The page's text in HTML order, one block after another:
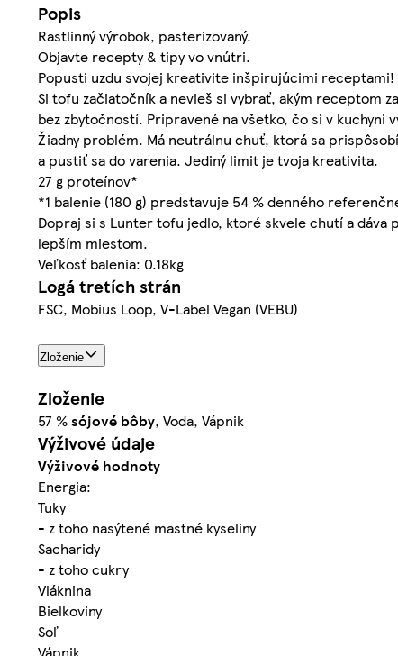
Popis
Rastlinný výrobok, pasterizovaný.
Objavte recepty & tipy vo vnútri.
Popusti uzdu svojej kreativite inšpirujúcimi receptami!
Si tofu začiatočník a nevieš si vybrať, akým receptom
bez zbytočností. Pripravené na všetko, čo si v
Žiadny problém. Má neutrálnu chuť, ktorá sa
a pustiť sa do varenia. Jediný limit je tvoja kreativita.
27 g proteínov*
*1 balenie (180 g) predstavuje 54 % denného
Dopraj si s Lunter tofu jedlo, ktoré skvele chutí a
lepším miestom.
Veľkosť balenia: 0.18kg
Logá tretích strán
FSC, Mobius Loop, V-Label Vegan (VEBU)
Zloženie
Zloženie
57 %sójové bôby, Voda, Vápnik
Výživové údaje
Výživové hodnoty
Energia:
Tuky
- z toho nasýtené mastné kyseliny
Sacharidy
- z toho cukry
Vláknina
Bielkoviny
Soľ